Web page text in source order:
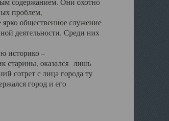
проблем,
общественное служение
деятельности. Среди них
историко –
старины, оказался лишь
сотрет с лица города ту
город и его